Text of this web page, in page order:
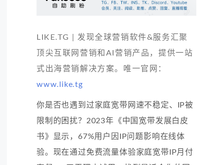
LIKE.TG | 发现全球营销软件&服务汇聚
顶尖互联网营销和AI营销产品，提供一站
式出海营销解决方案。唯一官网：
www.like.tg
你是否也遇到过家庭宽带网速不稳定、IP被
限制的困扰？2023年《中国宽带发展白皮
书》显示，67%用户因IP问题影响在线体
验。现在通过免费流量体验家庭宽带IP月付